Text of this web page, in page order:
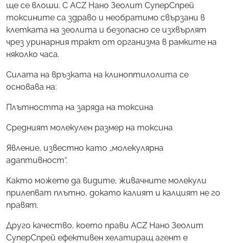
ще се влоши. С ACZ Нано Зеолит СуперСпрей
токсините са здраво и необратимо свързани в
клетката на зеолита и безопасно се изхвърлят
чрез уринарния тракт от организма в рамките на
няколко часа.
Силата на връзката на клиноптилолита се
основава на:
Плътността на заряда на токсина
Средният молекулен размер на токсина
Явление, известно като „молекулярна
адаптивност“.
Както можете да видите, живачните молекули
прилепват плътно, докато калият и калцият не го
правят.
Друго качество, което прави ACZ Нано Зеолит
СуперСпрей ефективен хелатиращ агент е